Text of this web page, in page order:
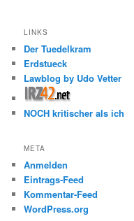
LINKS
Der Tuedelkram
Erdstueck
Lawblog by Udo Vetter
NOCH kritischer als ich
META
Anmelden
Eintrags-Feed
Kommentar-Feed
WordPress.org